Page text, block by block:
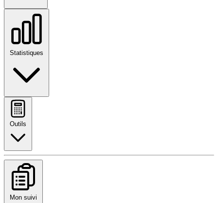
Statistiques
Outils
Mon suivi